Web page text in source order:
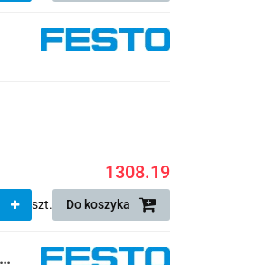
1308.19
szt. Do koszyka